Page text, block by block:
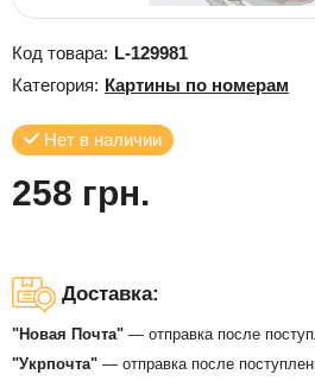
Код товара: L-129981
Категория: Картины по номерам
Нет в наличии
258 грн.
Доставка:
"Новая Почта" — отправка после
"Укрпочта" — отправка после